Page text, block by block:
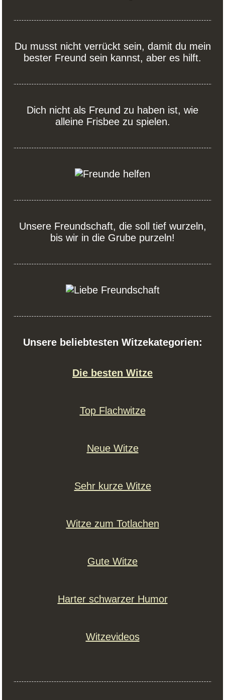
Du musst nicht verrückt sein, damit du mein
bester Freund sein kannst, aber es hilft.
Dich nicht als Freund zu haben ist, wie
alleine Frisbee zu spielen.
Unsere Freundschaft, die soll tief wurzeln,
bis wir in die Grube purzeln!
Unsere beliebtesten Witzekategorien:
Die besten Witze
Top Flachwitze
Neue Witze
Sehr kurze Witze
Witze zum Totlachen
Gute Witze
Harter schwarzer Humor
Witzevideos